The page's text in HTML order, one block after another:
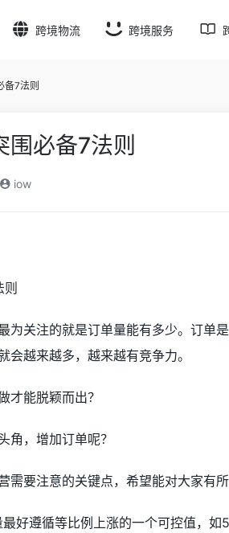
跨境物流 跨境服务
备7法则
必备7法则
iow
为关注的就是订单量能有多少。订单
会越来越多，越来越有竞争力。
才能脱颖而出？
角，增加订单呢？
需要注意的关键点，希望能对大家有所
好遵循等比例上涨的一个可控值，如5